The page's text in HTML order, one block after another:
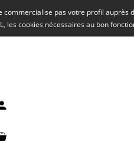
pas votre profil
cookies nécessaires au bon